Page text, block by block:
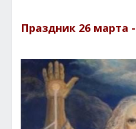
Праздник 26 марта